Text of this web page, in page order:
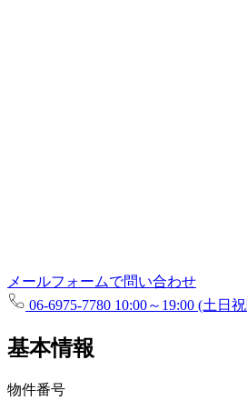
メールフォームで問い合わせ
06-6975-7780 10:00～19:00 (土日
基本情報
物件番号